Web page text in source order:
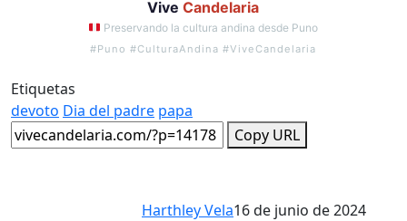
ViveCandelaria
Preservando la cultura andina desde Puno
#Puno #CulturaAndina #ViveCandelaria
Etiquetas
devoto Dia del padre papa
Copy URL
Harthley Vela16 de junio de 2024